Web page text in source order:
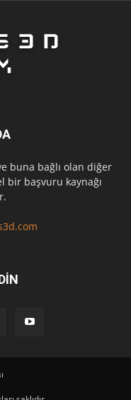
buna bağlı olan diğer
bir başvuru kaynağı